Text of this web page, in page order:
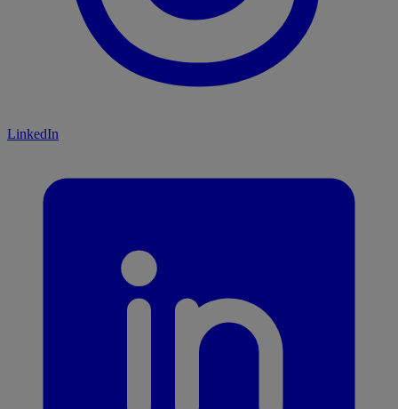
LinkedIn